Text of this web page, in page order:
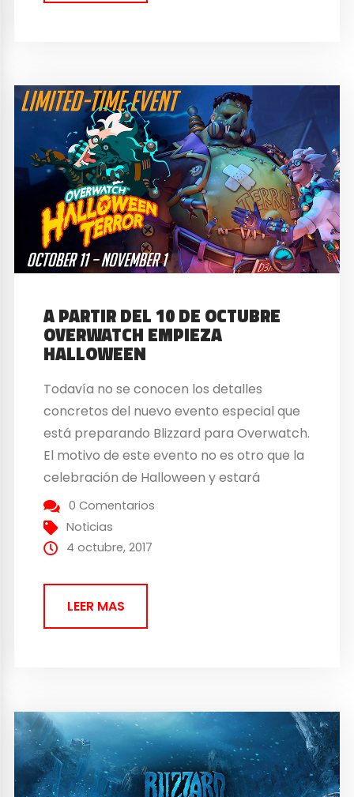
A PARTIR DEL 10 DE OCTUBRE
OVERWATCH EMPIEZA
HALLOWEEN
Todavía no se conocen los detalles
concretos del nuevo evento especial que
está preparando Blizzard para Overwatch.
El motivo de este evento no es otro que la
celebración de Halloween y estará
disponible a partir del 10 de octubre. Hay
que recordar que el año pasado hicieron
algo similar con motivo de La Noche de...
0 Comentarios
Noticias
4 octubre, 2017
LEER MAS